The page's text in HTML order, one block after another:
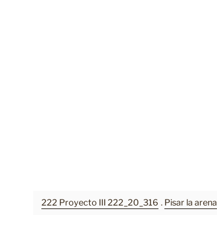
222 Proyecto III 222_20_316 . Pisar la arena